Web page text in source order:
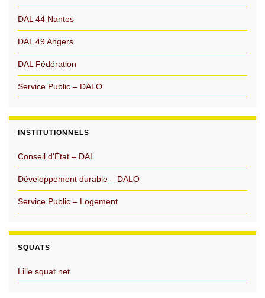
DAL 44 Nantes
DAL 49 Angers
DAL Fédération
Service Public – DALO
INSTITUTIONNELS
Conseil d'État – DAL
Développement durable – DALO
Service Public – Logement
SQUATS
Lille.squat.net